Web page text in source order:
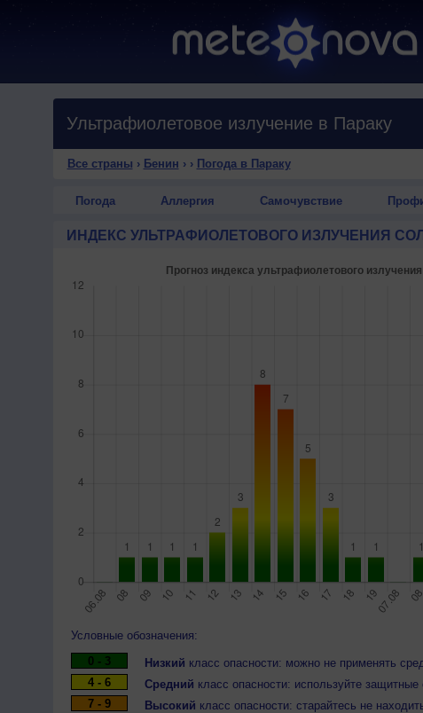
Ультрафиолетовое излучение в Параку
Все страны › Бенин › › Погода в Параку
Погода Аллергия Самочувствие
ИНДЕКС УЛЬТРАФИОЛЕТОВОГО ИЗЛУЧЕНИЯ
Условные обозначения:
0 - 3
Низкий класс опасности: можно не применять
4 - 6
Средний класс опасности: используйте
7 - 9
Высокий класс опасности: старайтесь не